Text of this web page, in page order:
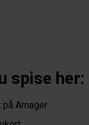
spise her:
Amager